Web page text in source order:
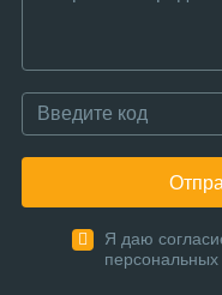
Я даю